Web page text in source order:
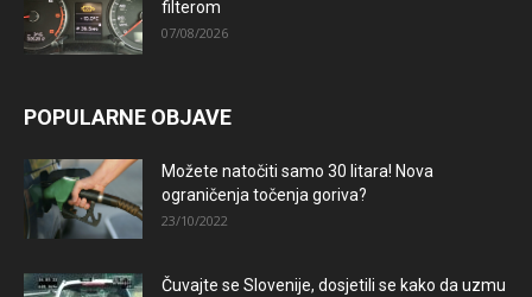
filterom
07/08/2026
POPULARNE OBJAVE
Možete natočiti samo 30 litara! Nova
ograničenja točenja goriva?
23/10/2022
Čuvajte se Slovenije, dosjetili se kako da uzmu